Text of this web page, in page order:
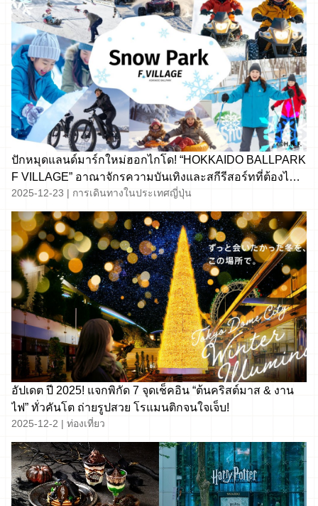
ปักหมุดแลนด์มาร์กใหม่ฮอกไกโด! “HOKKAIDO BALLPARK
F VILLAGE” อาณาจักรความบันเทิงและสกีรีสอร์ทที่ต้องไป
เยือนสักครั้ง
2025-12-23 | การเดินทางในประเทศญี่ปุ่น
อัปเดต ปี 2025! แจกพิกัด 7 จุดเช็คอิน “ต้นคริสต์มาส & งาน
ไฟ” ทั่วคันโต ถ่ายรูปสวย โรแมนติกจนใจเจ็บ!
2025-12-2 | ท่องเที่ยว